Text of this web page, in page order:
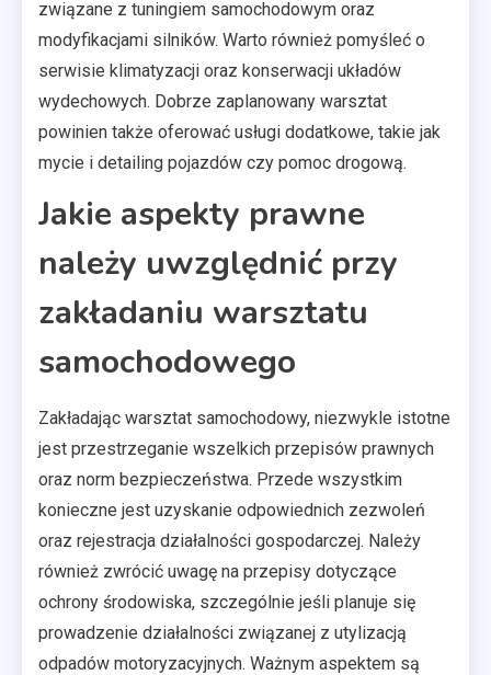
związane z tuningiem samochodowym oraz
modyfikacjami silników. Warto również pomyśleć o
serwisie klimatyzacji oraz konserwacji układów
wydechowych. Dobrze zaplanowany warsztat
powinien także oferować usługi dodatkowe, takie jak
mycie i detailing pojazdów czy pomoc drogową.
Jakie aspekty prawne
należy uwzględnić przy
zakładaniu warsztatu
samochodowego
Zakładając warsztat samochodowy, niezwykle istotne
jest przestrzeganie wszelkich przepisów prawnych
oraz norm bezpieczeństwa. Przede wszystkim
konieczne jest uzyskanie odpowiednich zezwoleń
oraz rejestracja działalności gospodarczej. Należy
również zwrócić uwagę na przepisy dotyczące
ochrony środowiska, szczególnie jeśli planuje się
prowadzenie działalności związanej z utylizacją
odpadów motoryzacyjnych. Ważnym aspektem są